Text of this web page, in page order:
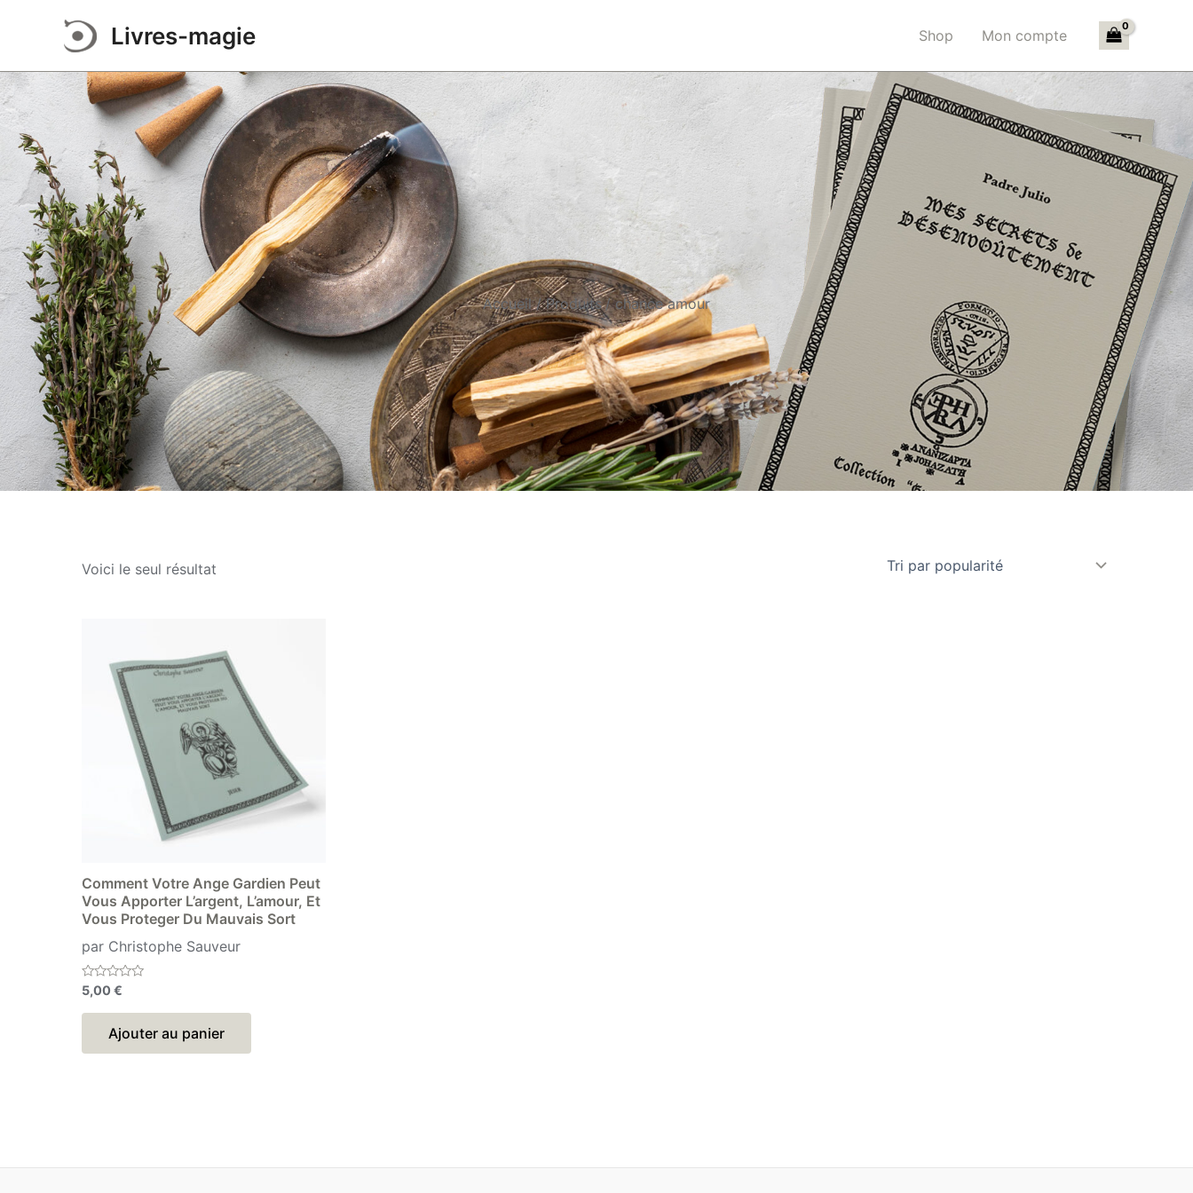
Livres-magie Shop Mon compte
Accueil Produits chance amour
Voici le seul résultat
Comment Votre Ange Gardien Peut
Vous Apporter L’argent, L’amour, Et
Vous Proteger Du Mauvais Sort
par Christophe Sauveur
Note
sur
5,00 €
Ajouter au panier